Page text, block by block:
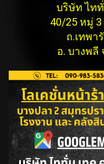
บริษัท ไท
40/25 หมู่
ถ.เทพา
อ. บางพลี